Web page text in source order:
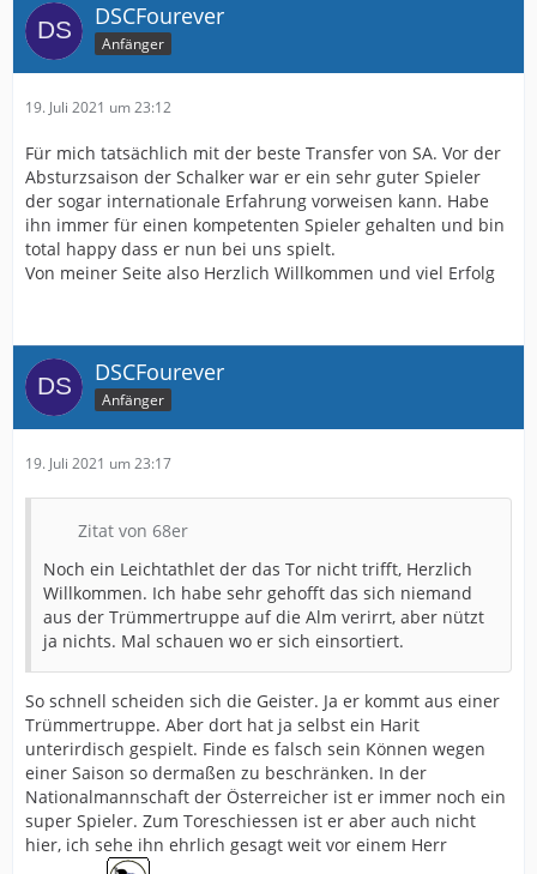
DSCFourever
Anfänger
19. Juli 2021 um 23:12
Für mich tatsächlich mit der beste Transfer von SA. Vor der
Absturzsaison der Schalker war er ein sehr guter Spieler
der sogar internationale Erfahrung vorweisen kann. Habe
ihn immer für einen kompetenten Spieler gehalten und bin
total happy dass er nun bei uns spielt.
Von meiner Seite also Herzlich Willkommen und viel Erfolg
DSCFourever
Anfänger
19. Juli 2021 um 23:17
Zitat von 68er
Noch ein Leichtathlet der das Tor nicht trifft, Herzlich
Willkommen. Ich habe sehr gehofft das sich niemand
aus der Trümmertruppe auf die Alm verirrt, aber nützt
ja nichts. Mal schauen wo er sich einsortiert.
So schnell scheiden sich die Geister. Ja er kommt aus einer
Trümmertruppe. Aber dort hat ja selbst ein Harit
unterirdisch gespielt. Finde es falsch sein Können wegen
einer Saison so dermaßen zu beschränken. In der
Nationalmannschaft der Österreicher ist er immer noch ein
super Spieler. Zum Toreschiessen ist er aber auch nicht
hier, ich sehe ihn ehrlich gesagt weit vor einem Herr